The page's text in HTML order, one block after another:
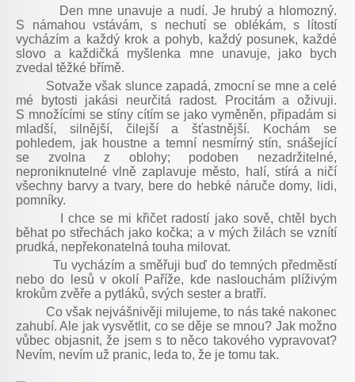
Den mne unavuje a nudí. Je hrubý a hlomozný.
S námahou vstávám, s nechutí se oblékám, s lítostí
vycházím a každý krok a pohyb, každý posunek, každé
slovo a každičká myšlenka mne unavuje, jako bych
zvedal těžké břímě.
Sotvaže však slunce zapadá, zmocní se mne a celé
mé bytosti jakási neurčitá radost. Procitám a oživuji.
S množícími se stíny cítím se jako vyměněn, připadám si
mladší, silnější, čilejší a šťastnější. Kochám se
pohledem, jak houstne a temní nesmírný stín, snášející
se zvolna z oblohy; podoben nezadržitelné,
neproniknutelné vlně zaplavuje město, halí, stírá a ničí
všechny barvy a tvary, bere do hebké náruče domy, lidi,
pomníky.
I chce se mi křičet radostí jako sově, chtěl bych
běhat po střechách jako kočka; a v mých žilách se vznítí
prudká, nepřekonatelná touha milovat.
Tu vycházím a směřuji buď do temných předměstí
nebo do lesů v okolí Paříže, kde naslouchám plíživým
krokům zvěře a pytláků, svých sester a bratří.
Co však nejvášnivěji milujeme, to nás také nakonec
zahubí. Ale jak vysvětlit, co se děje se mnou? Jak možno
vůbec objasnit, že jsem s to něco takového vypravovat?
Nevím, nevím už pranic, leda to, že je tomu tak.